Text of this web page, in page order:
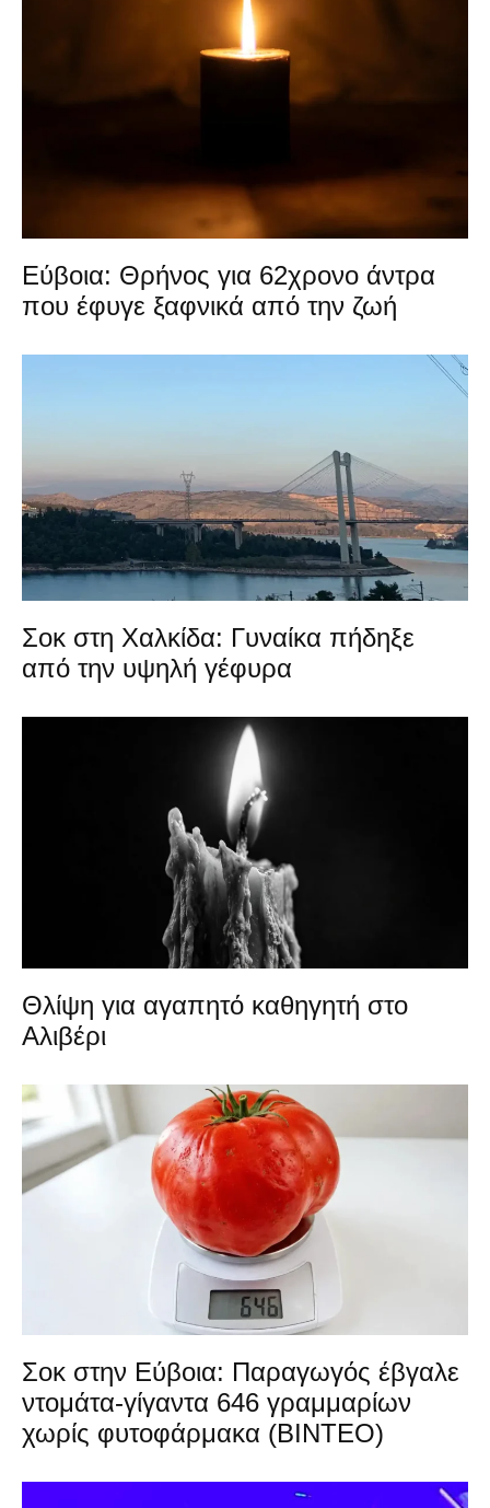
Εύβοια: Θρήνος για 62χρονο άντρα
που έφυγε ξαφνικά από την ζωή
Σοκ στη Χαλκίδα: Γυναίκα πήδηξε
από την υψηλή γέφυρα
Θλίψη για αγαπητό καθηγητή στο
Αλιβέρι
Σοκ στην Εύβοια: Παραγωγός έβγαλε
ντομάτα-γίγαντα 646 γραμμαρίων
χωρίς φυτοφάρμακα (ΒΙΝΤΕΟ)